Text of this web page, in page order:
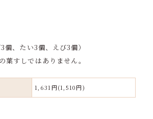
個、たい3個、えび3個）
葉すしではありません。
1,631円(1,510円)